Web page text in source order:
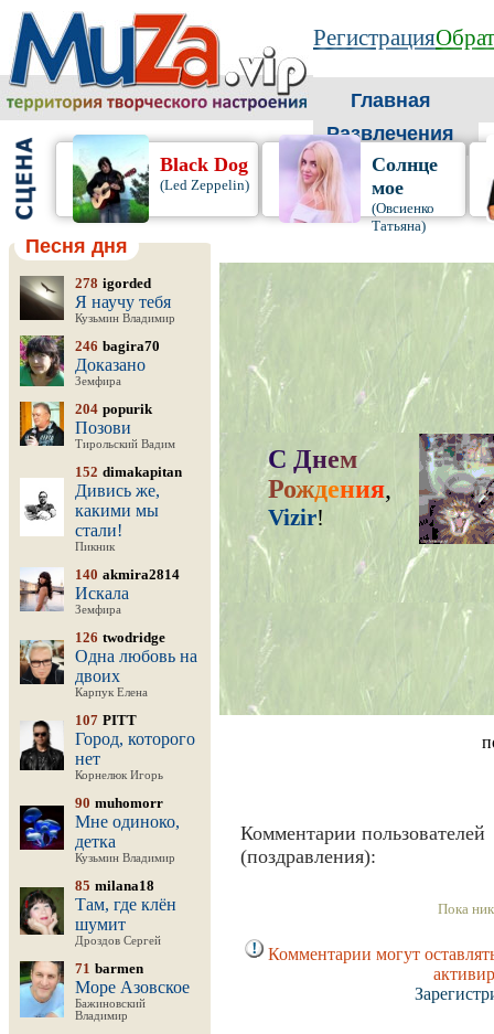
Регистрация
Главная
Развлечения
Black Dog
(Led Zeppelin)
Солнце
мое
(Овсиенко
Татьяна)
Песня дня
278 igorded
Я научу тебя
Кузьмин Владимир
246 bagira70
Доказано
Земфира
204 popurik
Позови
Тирольский Вадим
152 dimakapitan
Дивись же,
какими мы
стали!
Пикник
140 akmira2814
Искала
Земфира
126 twodridge
Одна любовь на
двоих
Карпук Елена
107 PITT
Город, которого
нет
Корнелюк Игорь
90 muhomorr
Мне одиноко,
детка
Кузьмин Владимир
85 milana18
Там, где клён
шумит
Дроздов Сергей
71 barmen
Море Азовское
Бажиновский
Владимир
С Днем
Рождения,
Vizir!
Комментарии пользователей
(поздравления):
Пока
Комментарии могут